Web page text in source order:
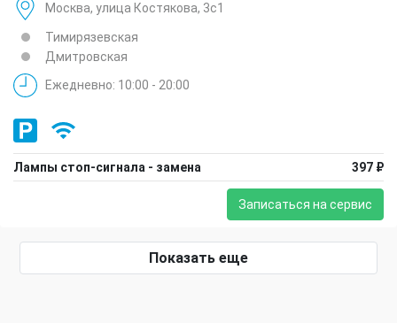
Москва, улица Костякова, 3с1
Тимирязевская
Дмитровская
Ежедневно: 10:00 - 20:00
Лампы стоп-сигнала - замена 397 ₽
Записаться на сервис
Показать еще